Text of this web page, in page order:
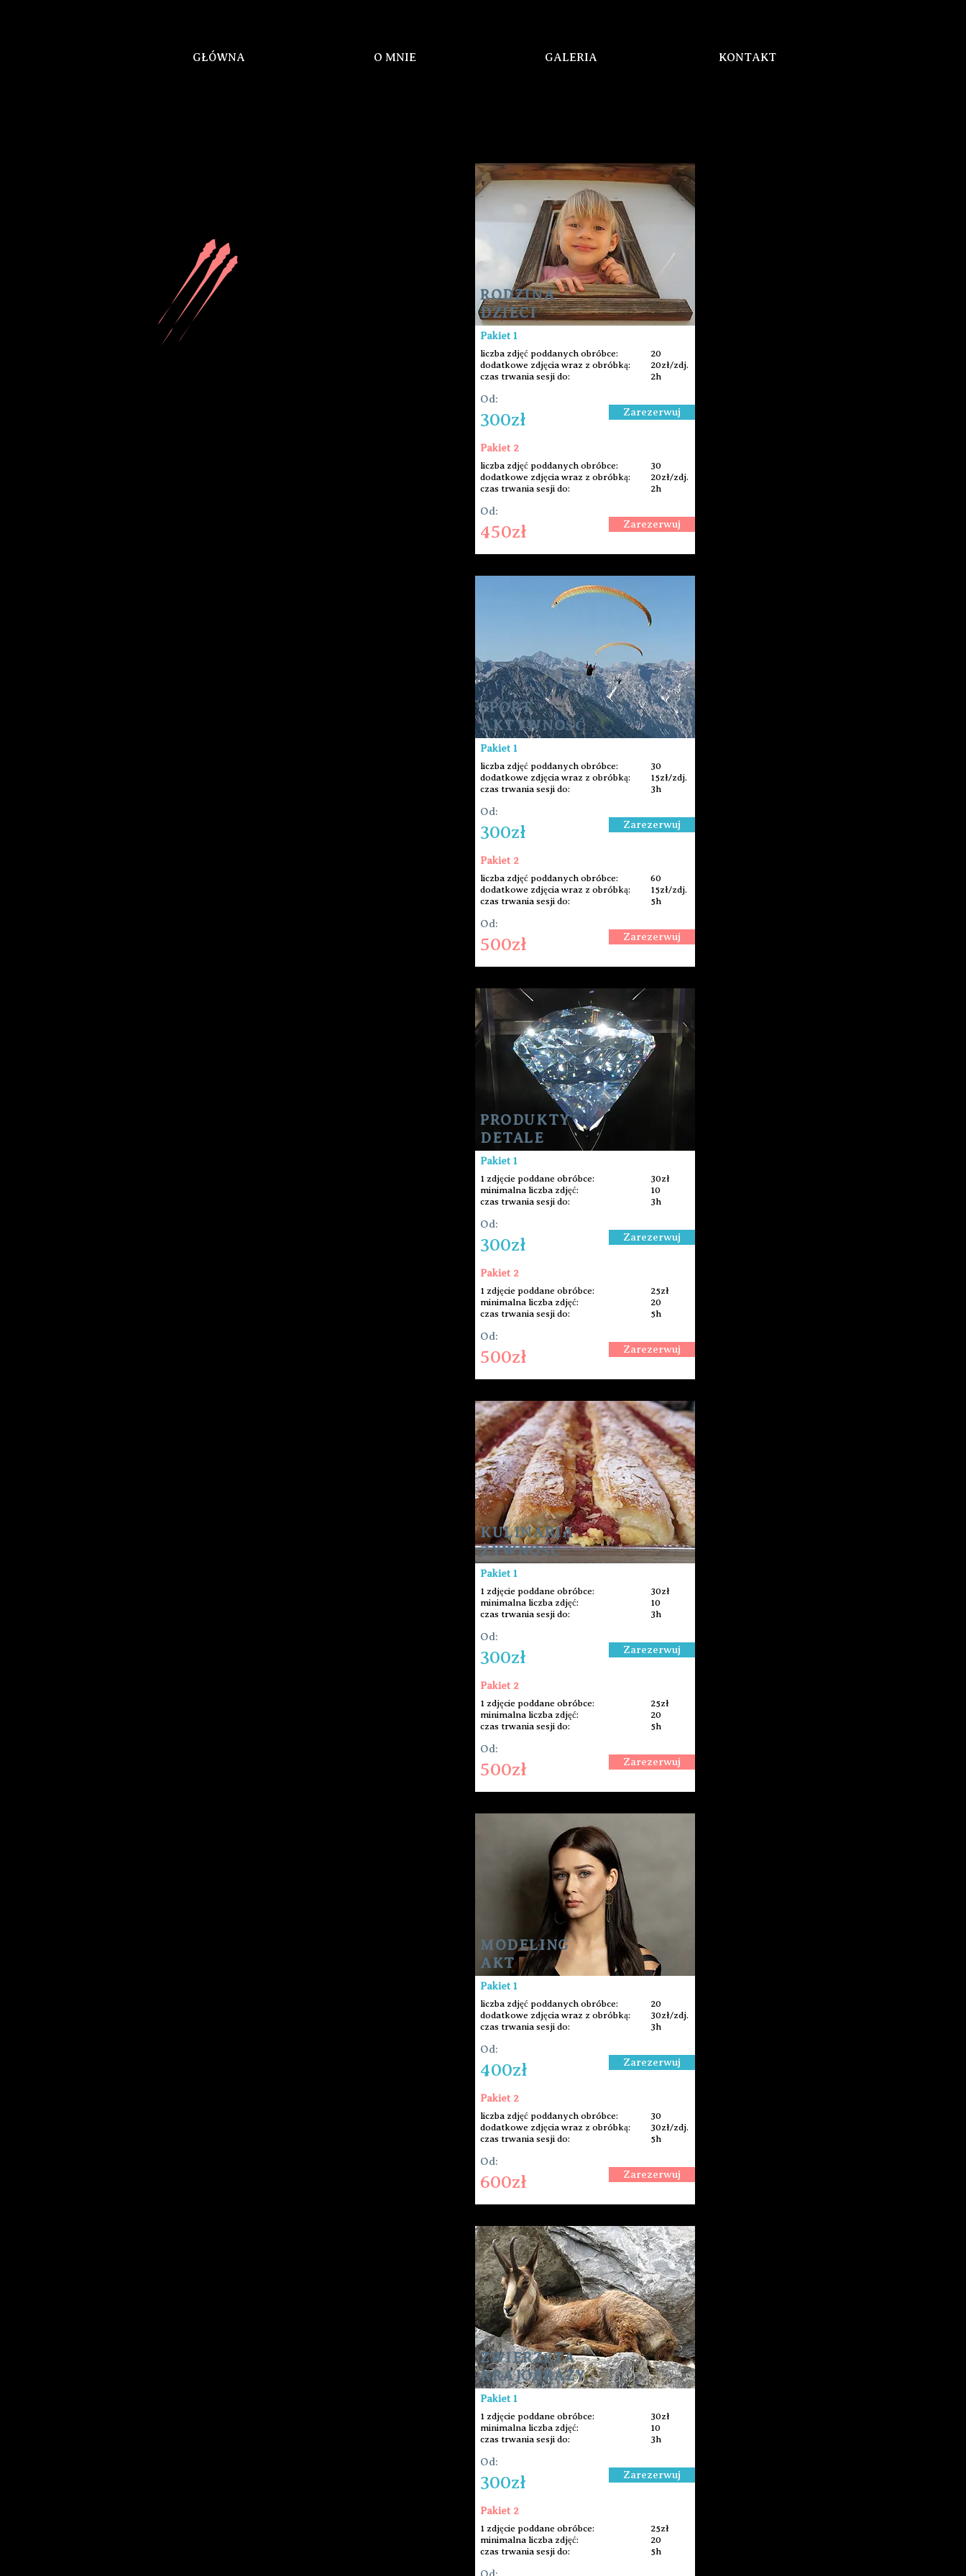
GŁÓWNA O MNIE GALERIA KONTAKT
RODZINA
DZIECI
Pakiet 1
liczba zdjęć poddanych obróbce:
dodatkowe zdjęcia wraz z obróbką:
czas trwania sesji do:
20
20zł/zdj.
2h
Od:
300zł Zarezerwuj
Pakiet 2
liczba zdjęć poddanych obróbce:
dodatkowe zdjęcia wraz z obróbką:
czas trwania sesji do:
30
20zł/zdj.
2h
Od:
450zł Zarezerwuj
SPORT
AKTYWNOŚĆ
Pakiet 1
liczba zdjęć poddanych obróbce:
dodatkowe zdjęcia wraz z obróbką:
czas trwania sesji do:
30
15zł/zdj.
3h
Od:
300zł Zarezerwuj
Pakiet 2
liczba zdjęć poddanych obróbce:
dodatkowe zdjęcia wraz z obróbką:
czas trwania sesji do:
60
15zł/zdj.
5h
Od:
500zł Zarezerwuj
PRODUKTY
DETALE
Pakiet 1
1 zdjęcie poddane obróbce:
minimalna liczba zdjęć:
czas trwania sesji do:
30zł
10
3h
Od:
300zł Zarezerwuj
Pakiet 2
1 zdjęcie poddane obróbce:
minimalna liczba zdjęć:
czas trwania sesji do:
25zł
20
5h
Od:
500zł Zarezerwuj
KULINARIA
ŻYWNOŚĆ
Pakiet 1
1 zdjęcie poddane obróbce:
minimalna liczba zdjęć:
czas trwania sesji do:
30zł
10
3h
Od:
300zł Zarezerwuj
Pakiet 2
1 zdjęcie poddane obróbce:
minimalna liczba zdjęć:
czas trwania sesji do:
25zł
20
5h
Od:
500zł Zarezerwuj
MODELING
AKT
Pakiet 1
liczba zdjęć poddanych obróbce:
dodatkowe zdjęcia wraz z obróbką:
czas trwania sesji do:
20
30zł/zdj.
3h
Od:
400zł Zarezerwuj
Pakiet 2
liczba zdjęć poddanych obróbce:
dodatkowe zdjęcia wraz z obróbką:
czas trwania sesji do:
30
30zł/zdj.
5h
Od:
600zł Zarezerwuj
ZWIERZĘTA
KRAJOBRAZY
Pakiet 1
1 zdjęcie poddane obróbce:
minimalna liczba zdjęć:
czas trwania sesji do:
30zł
10
3h
Od:
300zł Zarezerwuj
Pakiet 2
1 zdjęcie poddane obróbce:
minimalna liczba zdjęć:
czas trwania sesji do:
25zł
20
5h